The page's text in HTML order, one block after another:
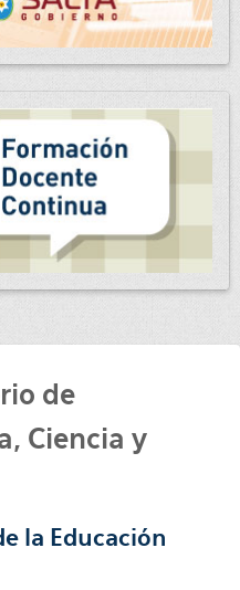
de
Ciencia y
la Educación